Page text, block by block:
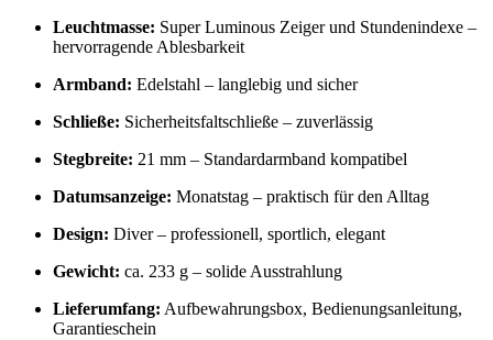
Leuchtmasse: Super Luminous Zeiger und Stundenindexe –
hervorragende Ablesbarkeit
Armband: Edelstahl – langlebig und sicher
Schließe: Sicherheitsfaltschließe – zuverlässig
Stegbreite: 21 mm – Standardarmband kompatibel
Datumsanzeige: Monatstag – praktisch für den Alltag
Design: Diver – professionell, sportlich, elegant
Gewicht: ca. 233 g – solide Ausstrahlung
Lieferumfang: Aufbewahrungsbox, Bedienungsanleitung,
Garantieschein